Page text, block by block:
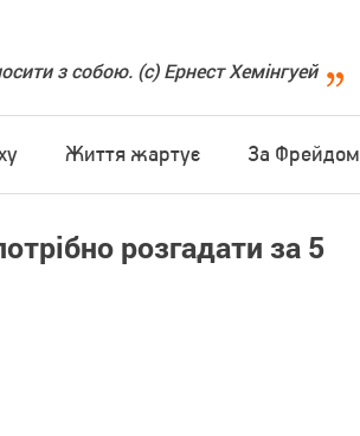
з собою. (с) Ернест Хемінгуей
Життя жартує За Фрейдом
розгадати за 5